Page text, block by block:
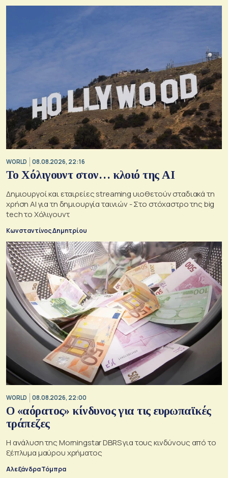
WORLD 08.08.2026, 22:16
Το Χόλιγουντ στον… κλοιό της AI
Δημιουργοί και εταιρείες streaming υιοθετούν σταδιακά τη
χρήση AI για τη δημιουργία ταινιών - Στο στόχαστρο της big
tech το Χόλιγουντ
Κωνσταντίνος Δημητρίου
WORLD 08.08.2026, 22:00
Ο «αόρατος» κίνδυνος για τις ευρωπαϊκές
τράπεζες
Η ανάλυση της Morningstar DBRS για τους κινδύνους από το
ξέπλυμα μαύρου χρήματος
Αλεξάνδρα Τόμπρα